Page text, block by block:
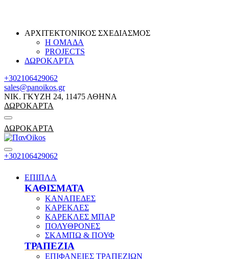
ΑΡΧΙΤΕΚΤΟΝΙΚΟΣ ΣΧΕΔΙΑΣΜΟΣ
Η ΟΜΑΔΑ
PROJECTS
ΔΩΡΟΚΑΡΤΑ
+302106429062
sales@panoikos.gr
ΝΙΚ. ΓΚΥΖΗ 24, 11475 ΑΘΗΝΑ
ΔΩΡΟΚΑΡΤΑ
ΔΩΡΟΚΑΡΤΑ
+302106429062
ΕΠΙΠΛΑ
ΚΑΘΙΣΜΑΤΑ
ΚΑΝΑΠΕΔΕΣ
ΚΑΡΕΚΛΕΣ
ΚΑΡΕΚΛΕΣ ΜΠΑΡ
ΠΟΛΥΘΡΟΝΕΣ
ΣΚΑΜΠΩ & ΠΟΥΦ
ΤΡΑΠΕΖΙΑ
ΕΠΙΦΑΝΕΙΕΣ ΤΡΑΠΕΖΙΩΝ